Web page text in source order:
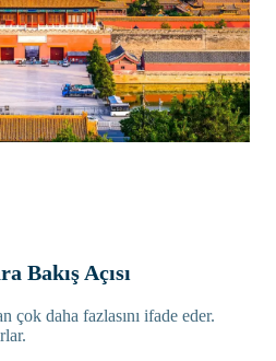
Bakış Açısı
çok daha fazlasını ifade eder.